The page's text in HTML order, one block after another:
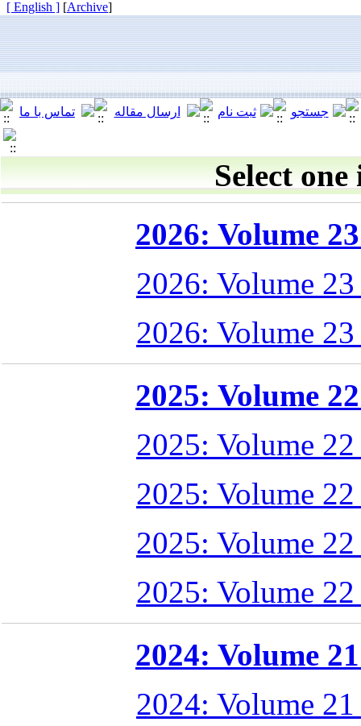
[
Archive
]
[ English ]
Select one
2026: Volume
2026: Volume
2026: Volume
2025: Volume
2025: Volume
2025: Volume
2025: Volume
2025: Volume
2024: Volume
2024: Volume